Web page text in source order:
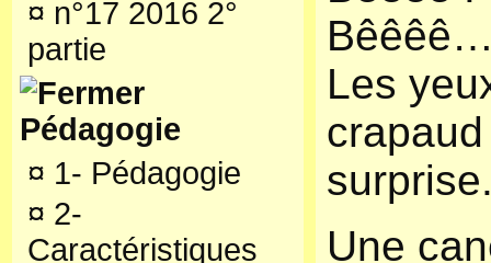
¤ n°17 2016 2°
partie
Pédagogie
¤ 1- Pédagogie
¤ 2-
Caractéristiques
Les
Une